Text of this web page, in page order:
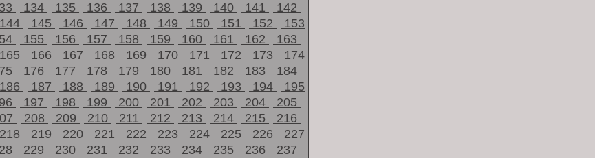
134 135 136 137 138 139 140 141
142
144 145 146 147 148 149 150 151 152
153
155 156 157 158 159 160 161 162
163
165 166 167 168 169 170 171 172 173
174
176 177 178 179 180 181 182 183
184
186 187 188 189 190 191 192 193 194
195
197 198 199 200 201 202 203 204
205
208 209 210 211 212 213 214 215
216
218 219 220 221 222 223 224 225 226
227
229 230 231 232 233 234 235 236
237